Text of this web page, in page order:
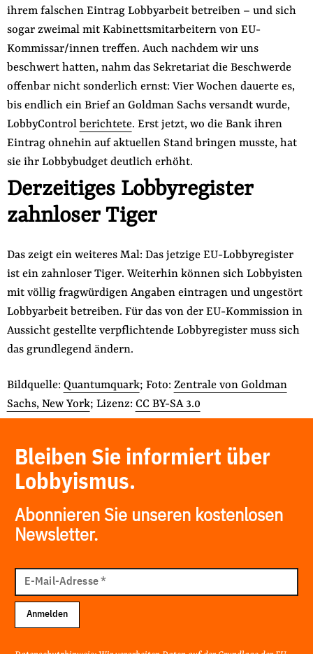
ihrem falschen Eintrag Lobbyarbeit betreiben – und sich
sogar zweimal mit Kabinettsmitarbeitern von EU-
Kommissar/innen treffen. Auch nachdem wir uns
beschwert hatten, nahm das Sekretariat die Beschwerde
offenbar nicht sonderlich ernst: Vier Wochen dauerte es,
bis endlich ein Brief an Goldman Sachs versandt wurde,
LobbyControl berichtete. Erst jetzt, wo die Bank ihren
Eintrag ohnehin auf aktuellen Stand bringen musste, hat
sie ihr Lobbybudget deutlich erhöht.
Derzeitiges Lobbyregister
zahnloser Tiger
Das zeigt ein weiteres Mal: Das jetzige EU-Lobbyregister
ist ein zahnloser Tiger. Weiterhin können sich Lobbyisten
mit völlig fragwürdigen Angaben eintragen und ungestört
Lobbyarbeit betreiben. Für das von der EU-Kommission in
Aussicht gestellte verpflichtende Lobbyregister muss sich
das grundlegend ändern.
Bildquelle: Quantumquark; Foto: Zentrale von Goldman
Sachs, New York; Lizenz: CC BY-SA 3.0
Bleiben Sie informiert über
Lobbyismus.
Abonnieren Sie unseren kostenlosen
Newsletter.
Mail
Adresse
E-Mail-Adresse*
Anmelden